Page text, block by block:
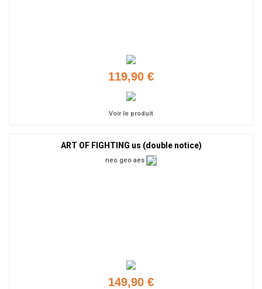
119,90 €
Voir le produit
ART OF FIGHTING us (double notice)
neo geo aes
149,90 €